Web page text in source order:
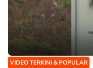
VIDEO TERKINI & POPULAR